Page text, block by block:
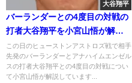
大谷翔平
バーランダーとの4度目の対戦の
打者大谷翔平を小宮山悟が解説
2018年8月31日
この日のヒューストンアストロズ戦で相手
先発のバーランダーとアナハイムエンゼル
スの打者大谷翔平との4度目の対戦につい
て小宮山悟が解説しています...